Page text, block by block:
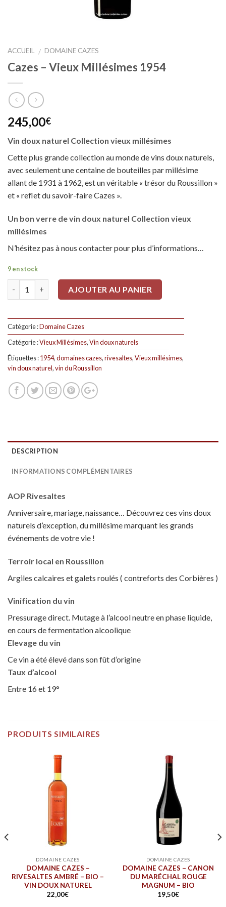
ACCUEIL / DOMAINE CAZES
Cazes – Vieux Millésimes 1954
245,00€
Vin doux naturel Collection vieux millésimes
Cette plus grande collection au monde de vins doux naturels,
avec seulement une centaine de bouteilles par millésime
allant de 1931 à 1962, est un véritable « trésor du Roussillon »
et « reflet du savoir-faire Cazes ».
Un bon verre de vin doux naturel Collection vieux
millésimes
N’hésitez pas à nous contacter pour plus d’informations…
9 en stock
AJOUTER AU PANIER
Catégorie :Domaine Cazes
Catégorie :Vieux Millésimes,Vin doux naturels
Étiquettes :1954,domaines cazes,rivesaltes,Vieux millésimes,
vin doux naturel,vin du Roussillon
DESCRIPTION
INFORMATIONS COMPLÉMENTAIRES
AOP Rivesaltes
Anniversaire, mariage, naissance… Découvrez ces vins doux
naturels d’exception, du millésime marquant les grands
événements de votre vie !
Terroir local en Roussillon
Argiles calcaires et galets roulés ( contreforts des Corbières )
Vinification du vin
Pressurage direct. Mutage à l’alcool neutre en phase liquide,
en cours de fermentation alcoolique
Elevage du vin
Ce vin a été élevé dans son fût d’origine
Taux d’alcool
Entre 16 et 19°
PRODUITS SIMILAIRES
DOMAINE CAZES
DOMAINE CAZES –
RIVESALTES AMBRÉ – BIO –
VIN DOUX NATUREL
22,00€
DOMAINE CAZES
DOMAINE CAZES – CANON
DU MARÉCHAL ROUGE
MAGNUM – BIO
19,50€